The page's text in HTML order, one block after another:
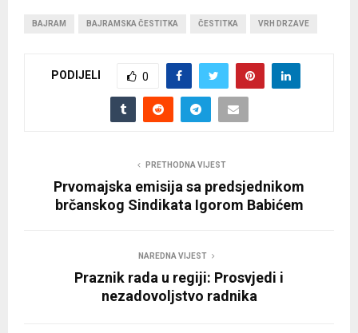
BAJRAM BAJRAMSKA ČESTITKA ČESTITKA VRH DRZAVE
PODIJELI 0
PRETHODNA VIJEST
Prvomajska emisija sa predsjednikom
brčanskog Sindikata Igorom Babićem
NAREDNA VIJEST
Praznik rada u regiji: Prosvjedi i
nezadovoljstvo radnika